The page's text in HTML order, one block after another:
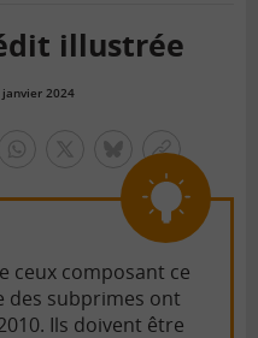
illustrée
2024
TwitterblueskyCopier
le
lien
ceux composant ce
des subprimes ont
Ils doivent être